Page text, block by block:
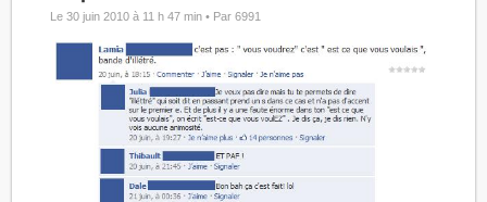
Le 30 juin 2010 à 11 h 47 min • Par 6991